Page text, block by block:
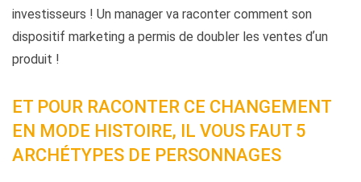
investisseurs ! Un manager va raconter comment son
dispositif marketing a permis de doubler les ventes dʼun
produit !
ET POUR RACONTER CE CHANGEMENT
EN MODE HISTOIRE, IL VOUS FAUT 5
ARCHÉTYPES DE PERSONNAGES